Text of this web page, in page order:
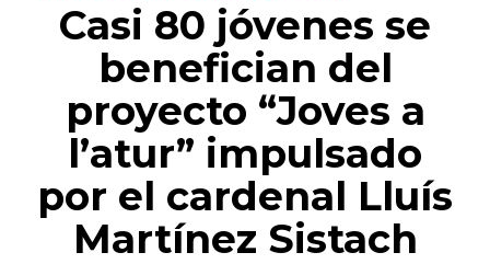
Casi 80 jóvenes se
benefician del
proyecto “Joves a
l’atur” impulsado
por el cardenal Lluís
Martínez Sistach